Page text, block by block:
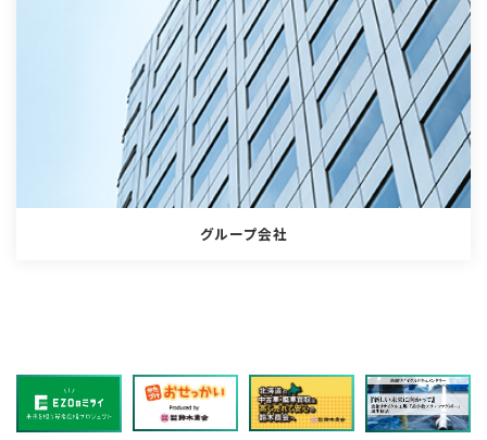
グループ会社